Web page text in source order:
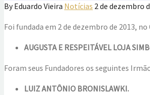
By Eduardo Vieira Notícias 2 de dezembro
Foi fundada em 2 de dezembro de 2013,
AUGUSTA E RESPEITÁVEL LOJA
Foram seus Fundadores os seguintes
LUIZ ANTÔNIO BRONISLAWKI.